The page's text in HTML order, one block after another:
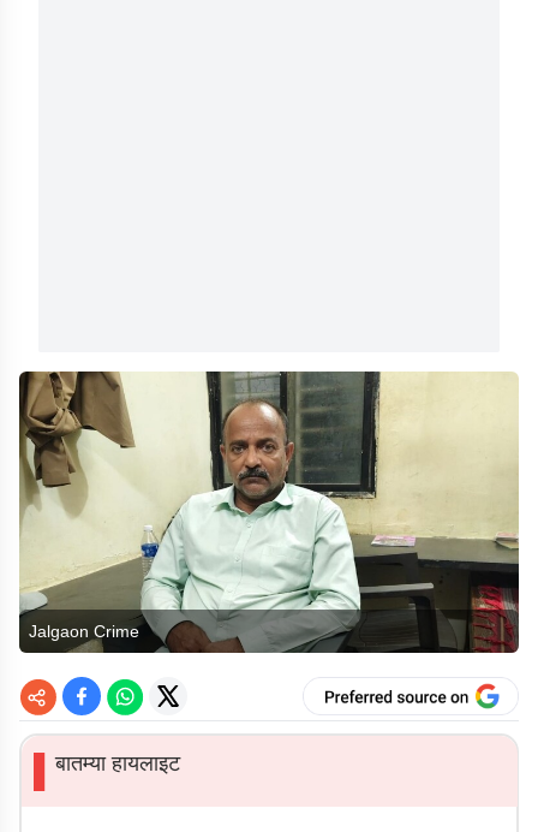
Jalgaon Crime
▌बातम्या हायलाइट